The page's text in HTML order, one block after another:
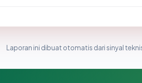
Laporan ini dibuat otomatis dari sinyal